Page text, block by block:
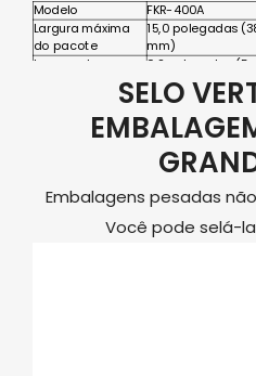
Modelo
FKR-400A
Largura máxima
do pacote
15,0 polegadas
mm)
Largura de
0,2 polegadas (5
mm)
SELO
Embalagens pesadas
Você pode selá-